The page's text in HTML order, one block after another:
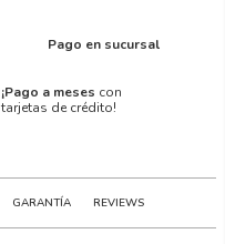
Pago en sucursal
¡Pago a meses con
tarjetas de crédito!
GARANTÍA REVIEWS